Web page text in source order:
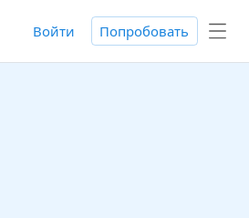
Войти Попробовать